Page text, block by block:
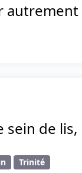
autrement
sein de
Trinité